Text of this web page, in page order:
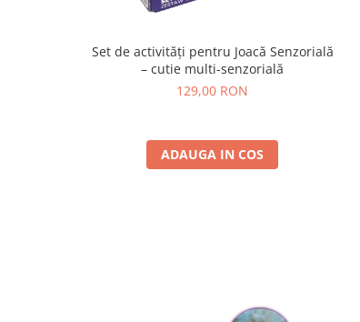
Set de activități pentru Joacă Senzorială
– cutie multi-senzorială
129,00 RON
ADAUGA IN COS